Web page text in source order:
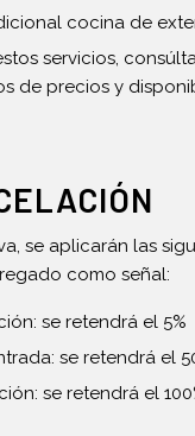
cocina de
servicios,
de precios y
se aplicarán las
como señal:
se retendrá el 5%
se retendrá el
se retendrá el